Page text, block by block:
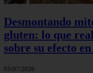
Desmontando
gluten: lo que
sobre su efecto
05/07/2026